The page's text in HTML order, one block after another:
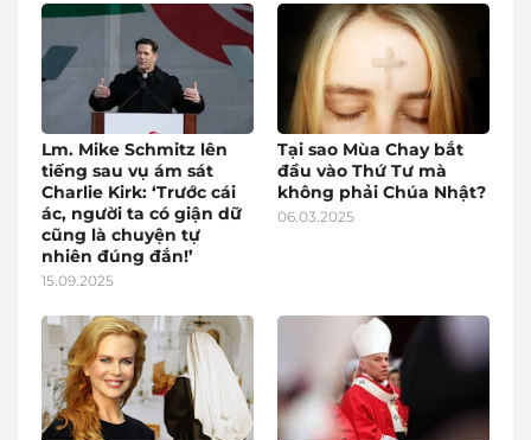
Lm. Mike Schmitz lên
tiếng sau vụ ám sát
Charlie Kirk: ‘Trước cái
ác, người ta có giận dữ
cũng là chuyện tự
nhiên đúng đắn!’
15.09.2025
Tại sao Mùa Chay bắt
đầu vào Thứ Tư mà
không phải Chúa Nhật?
06.03.2025